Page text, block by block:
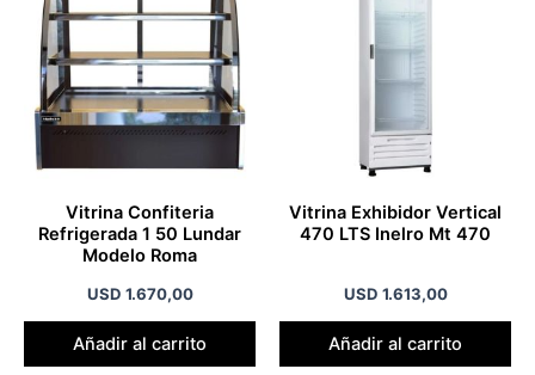
Vitrina Confiteria
Refrigerada 1 50 Lundar
Modelo Roma
USD 1.670,00
Añadir al carrito
Vitrina Exhibidor Vertical
470 LTS Inelro Mt 470
USD 1.613,00
Añadir al carrito